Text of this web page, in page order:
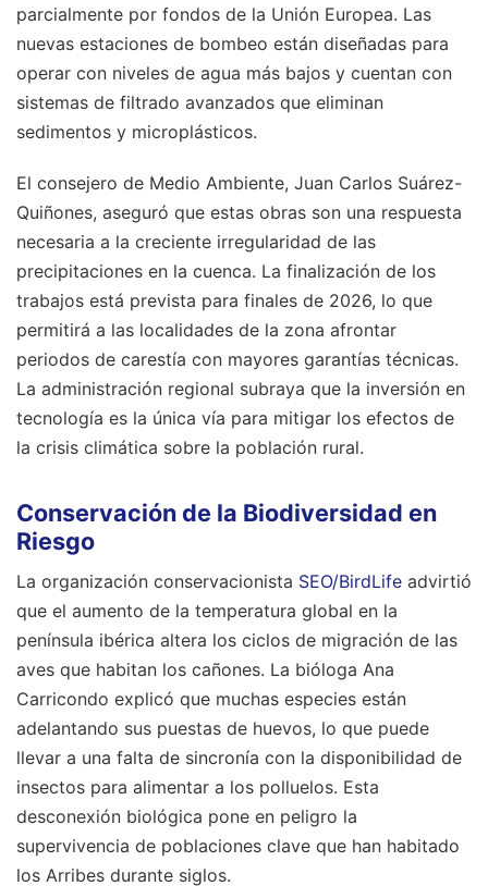
parcialmente por fondos de la Unión Europea. Las
nuevas estaciones de bombeo están diseñadas para
operar con niveles de agua más bajos y cuentan con
sistemas de filtrado avanzados que eliminan
sedimentos y microplásticos.
El consejero de Medio Ambiente, Juan Carlos Suárez-
Quiñones, aseguró que estas obras son una respuesta
necesaria a la creciente irregularidad de las
precipitaciones en la cuenca. La finalización de los
trabajos está prevista para finales de 2026, lo que
permitirá a las localidades de la zona afrontar
periodos de carestía con mayores garantías técnicas.
La administración regional subraya que la inversión en
tecnología es la única vía para mitigar los efectos de
la crisis climática sobre la población rural.
Conservación de la Biodiversidad en
Riesgo
La organización conservacionista SEO/BirdLife advirtió
que el aumento de la temperatura global en la
península ibérica altera los ciclos de migración de las
aves que habitan los cañones. La bióloga Ana
Carricondo explicó que muchas especies están
adelantando sus puestas de huevos, lo que puede
llevar a una falta de sincronía con la disponibilidad de
insectos para alimentar a los polluelos. Esta
desconexión biológica pone en peligro la
supervivencia de poblaciones clave que han habitado
los Arribes durante siglos.